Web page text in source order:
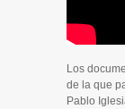
Los
de la que
Pablo